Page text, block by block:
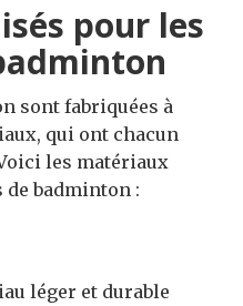
pour les
sont fabriquées à
qui ont chacun
les matériaux
badminton :
léger et durable